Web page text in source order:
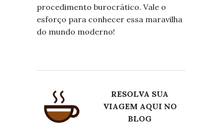
procedimento burocrático. Vale o
esforço para conhecer essa maravilha
do mundo moderno!
RESOLVA SUA
VIAGEM AQUI NO
BLOG